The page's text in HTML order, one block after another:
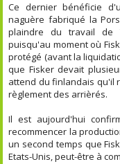
Ce dernier bénéficie
naguère fabriqué la
plaindre du travail de
puisqu'au moment où
protégé (avant la
que Fisker devait
attend du finlandais qu'il
règlement des arrièrés.
Il est aujourd'hui
recommencer la
un second temps que
Etats-Unis, peut-être à